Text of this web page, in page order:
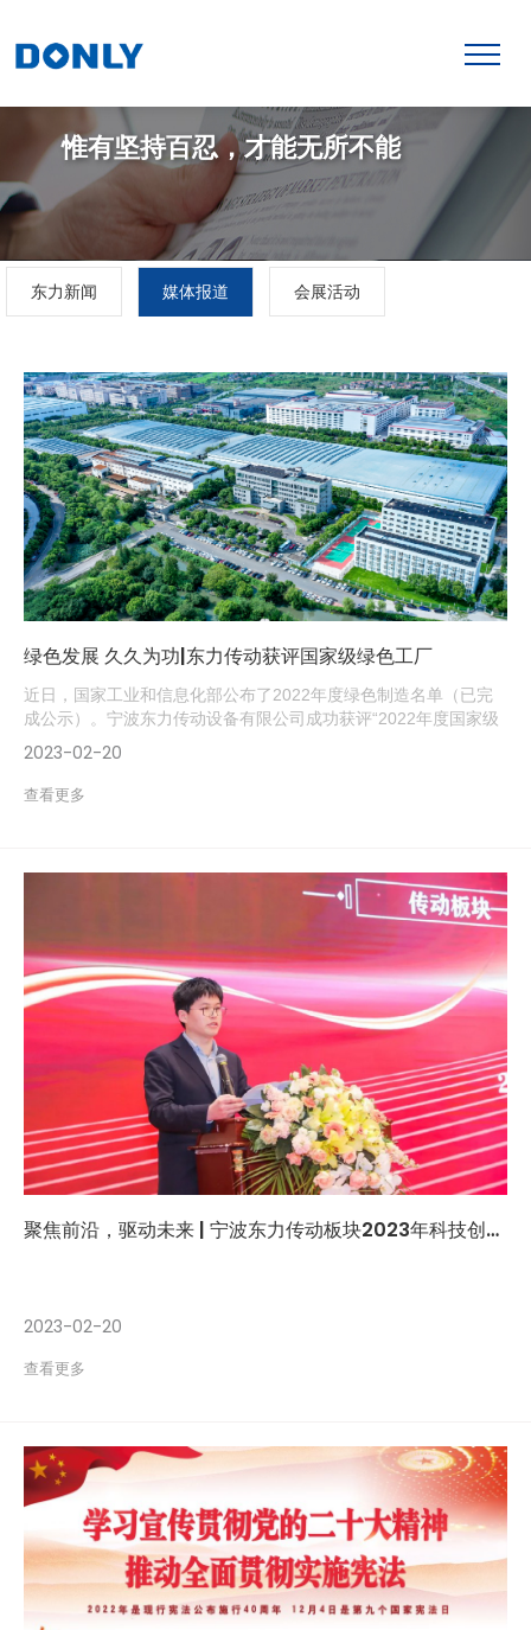
惟有坚持百忍，才能无所不能
东力新闻 媒体报道 会展活动
绿色发展 久久为功|东力传动获评国家级绿色工厂
近日，国家工业和信息化部公布了2022年度绿色制造名单（已完
成公示）。宁波东力传动设备有限公司成功获评“2022年度国家级
绿色工厂”。
2023-02-20
查看更多
聚焦前沿，驱动未来 | 宁波东力传动板块2023年科技创新大会隆重召开
2023-02-20
查看更多